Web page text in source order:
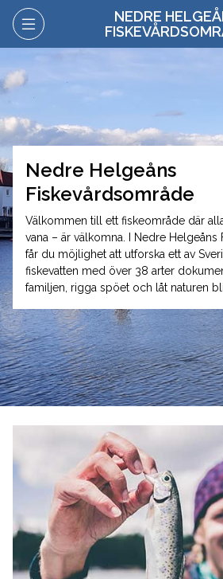
NEDRE
Nedre Helgeåns
Fiskevårdsområde
Välkommen till ett fiskeområde där
vana – är välkomna. I Nedre Helgeåns
får du möjlighet att utforska ett av
fiskevatten med över 38 arter
familjen, rigga spöet och låt naturen